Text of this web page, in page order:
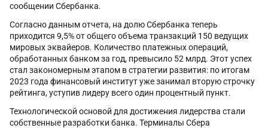
сообщении Сбербанка.
Согласно данным отчета, на долю Сбербанка теперь
приходится 9,5% от общего объема транзакций 150 ведущих
мировых эквайеров. Количество платежных операций,
обработанных банком за год, превысило 52 млрд. Этот успех
стал закономерным этапом в стратегии развития: по итогам
2023 года финансовый институт уже занимал вторую строчку
рейтинга, уступив лидеру всего один процентный пункт.
Технологической основой для достижения лидерства стали
собственные разработки банка. Терминалы Сбера